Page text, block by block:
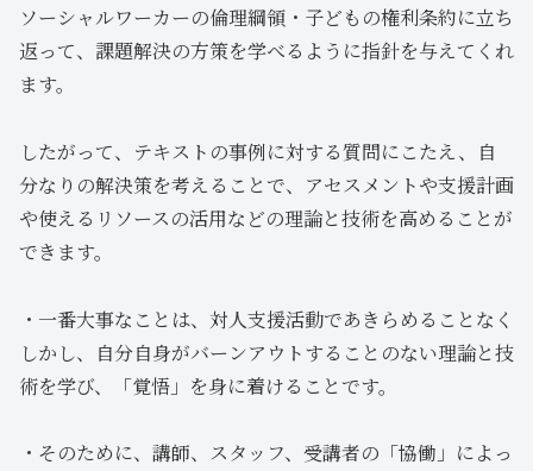
ソーシャルワーカーの倫理綱領・子どもの権利条約に立ち
返って、課題解決の方策を学べるように指針を与えてくれ
ます。
したがって、テキストの事例に対する質問にこたえ、自
分なりの解決策を考えることで、アセスメントや支援計画
や使えるリソースの活用などの理論と技術を高めることが
できます。
・一番大事なことは、対人支援活動であきらめることなく
しかし、自分自身がバーンアウトすることのない理論と技
術を学び、「覚悟」を身に着けることです。
・そのために、講師、スタッフ、受講者の「協働」によっ